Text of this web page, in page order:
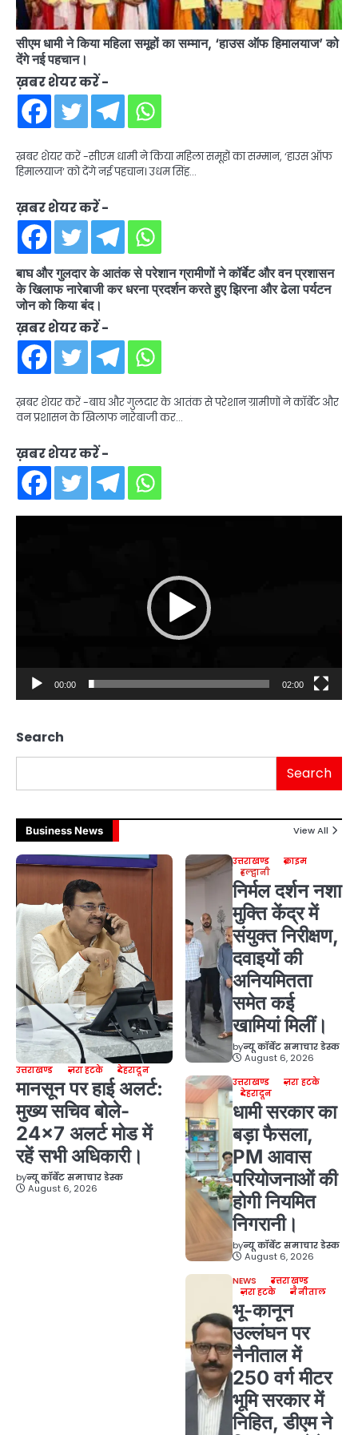
सीएम धामी ने किया महिला समूहों का सम्मान, ‘हाउस ऑफ हिमालयाज’ को
देंगे नई पहचान।
ख़बर शेयर करें -
ख़बर शेयर करें -सीएम धामी ने किया महिला समूहों का सम्मान, ‘हाउस ऑफ
हिमालयाज’ को देंगे नई पहचान। उधम सिंह…
ख़बर शेयर करें -
बाघ और गुलदार के आतंक से परेशान ग्रामीणों ने कॉर्बेट और वन प्रशासन
के खिलाफ नारेबाजी कर धरना प्रदर्शन करते हुए झिरना और ढेला पर्यटन
जोन को किया बंद।
ख़बर शेयर करें -
ख़बर शेयर करें -बाघ और गुलदार के आतंक से परेशान ग्रामीणों ने कॉर्बेट और
वन प्रशासन के खिलाफ नारेबाजी कर…
ख़बर शेयर करें -
00:00 02:00
Search
Search
Business News View All
उत्तराखण्ड ज़रा हटके देहरादून
मानसून पर हाई अलर्ट:
मुख्य सचिव बोले-
24×7 अलर्ट मोड में
रहें सभी अधिकारी।
byन्यू कॉर्बेट समाचार डेस्क
August 6, 2026
उत्तराखण्ड
क्राइम
हल्द्वानी
निर्मल दर्शन नशा
मुक्ति केंद्र में
संयुक्त निरीक्षण,
दवाइयों की
अनियमितता
समेत कई
खामियां मिलीं।
byन्यू कॉर्बेट समाचार डेस्क
August 6, 2026
उत्तराखण्ड
ज़रा हटके
देहरादून
धामी सरकार का
बड़ा फैसला,
PM आवास
परियोजनाओं की
होगी नियमित
निगरानी।
byन्यू कॉर्बेट समाचार डेस्क
August 6, 2026
NEWS
उत्तराखण्ड
ज़रा हटके
नैनीताल
भू-कानून
उल्लंघन पर
नैनीताल में
250 वर्ग मीटर
भूमि सरकार में
निहित, डीएम ने